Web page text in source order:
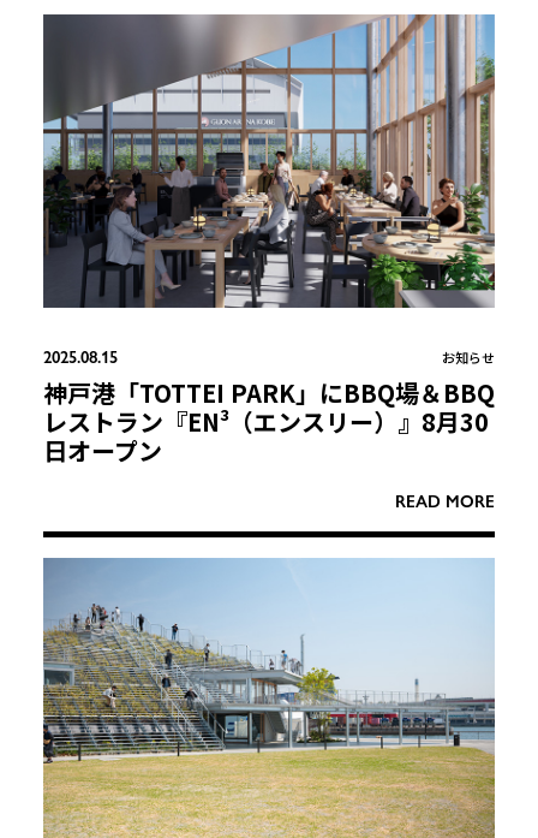
神戸港「TOTTEI PARK」にBBQ場＆BBQ
レストラン『EN³（エンスリー）』8月30
日オープン
READ MORE
2025.08.15 お知らせ